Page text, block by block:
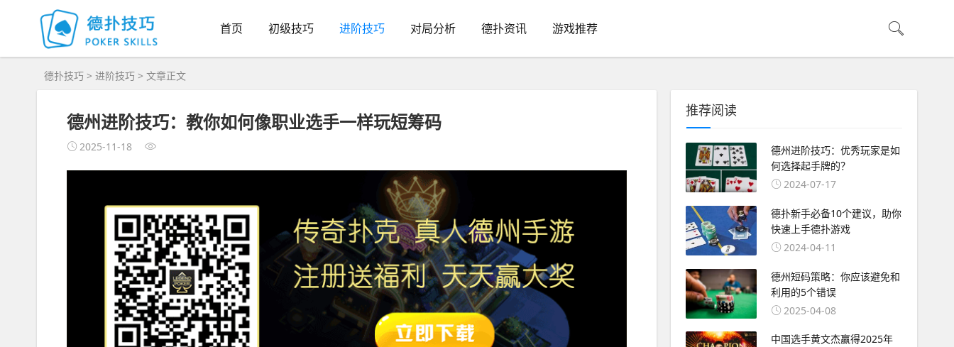
首页 初级技巧 进阶技巧 对局分析 德扑资讯 游戏推荐
德扑技巧 > 进阶技巧 > 文章正文
德州进阶技巧：教你如何像职业选手一样玩短筹码
2025-11-18
推荐阅读
德州进阶技巧：优秀玩家是如
何选择起手牌的？
2024-07-17
德扑新手必备10个建议，助你
快速上手德扑游戏
2024-04-11
德州短码策略：你应该避免和
利用的5个错误
2025-04-08
中国选手黄文杰赢得2025年